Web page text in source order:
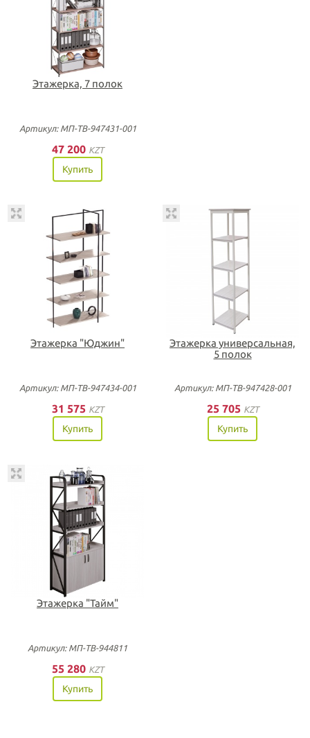
Этажерка, 7 полок
Артикул: МП-ТВ-947431-001
47 200 KZT
Купить
Этажерка "Юджин"
Артикул: МП-ТВ-947434-001
31 575 KZT
Купить
Этажерка универсальная,
5 полок
Артикул: МП-ТВ-947428-001
25 705 KZT
Купить
Этажерка "Тайм"
Артикул: МП-ТВ-944811
55 280 KZT
Купить